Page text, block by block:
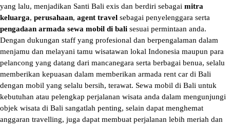
yang lalu, menjadikan Santi Bali exis dan berdiri sebagai mitra
keluarga, perusahaan, agent travel sebagai penyelenggara serta
pengadaan armada sewa mobil di bali sesuai permintaan anda.
Dengan dukungan staff yang profesional dan berpengalaman dalam
menjamu dan melayani tamu wisatawan lokal Indonesia maupun para
pelancong yang datang dari mancanegara serta berbagai benua, selalu
memberikan kepuasan dalam memberikan armada rent car di Bali
dengan mobil yang selalu bersih, terawat. Sewa mobil di Bali untuk
kebutuhan atau pelengkap perjalanan wisata anda dalam mengunjungi
objek wisata di Bali sangatlah penting, selain dapat menghemat
anggaran travelling, juga dapat membuat perjalanan lebih meriah dan